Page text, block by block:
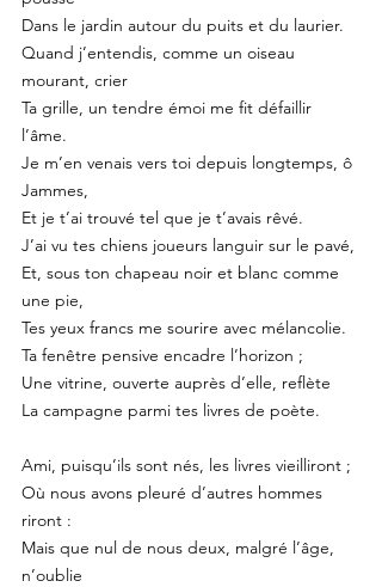
Dans le jardin autour du puits et du laurier.
Quand j’entendis, comme un oiseau
mourant, crier
Ta grille, un tendre émoi me fit défaillir
l’âme.
Je m’en venais vers toi depuis longtemps, ô
Jammes,
Et je t’ai trouvé tel que je t’avais rêvé.
J’ai vu tes chiens joueurs languir sur le pavé,
Et, sous ton chapeau noir et blanc comme
une pie,
Tes yeux francs me sourire avec mélancolie.
Ta fenêtre pensive encadre l’horizon ;
Une vitrine, ouverte auprès d’elle, reflète
La campagne parmi tes livres de poète.
Ami, puisqu’ils sont nés, les livres vieilliront ;
Où nous avons pleuré d’autres hommes
riront :
Mais que nul de nous deux, malgré l’âge,
n’oublie